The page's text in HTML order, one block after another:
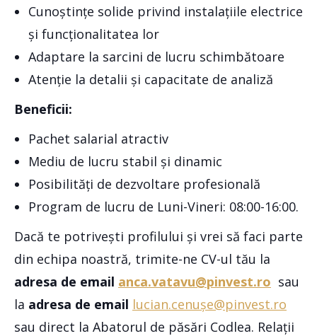
Cunoștințe solide privind instalațiile electrice
și funcționalitatea lor
Adaptare la sarcini de lucru schimbătoare
Atenție la detalii și capacitate de analiză
Beneficii:
Pachet salarial atractiv
Mediu de lucru stabil și dinamic
Posibilități de dezvoltare profesională
Program de lucru de Luni-Vineri: 08:00-16:00.
Dacă te potrivești profilului și vrei să faci parte
din echipa noastră, trimite-ne CV-ul tău la
adresa de email anca.vatavu@pinvest.ro sau
la adresa de email lucian.cenușe@pinvest.ro
sau direct la Abatorul de păsări Codlea. Relații